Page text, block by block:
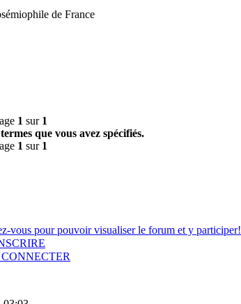
de France
1 sur 1
que vous avez spécifiés.
1 sur 1
vous pour pouvoir visualiser le forum et y participer!